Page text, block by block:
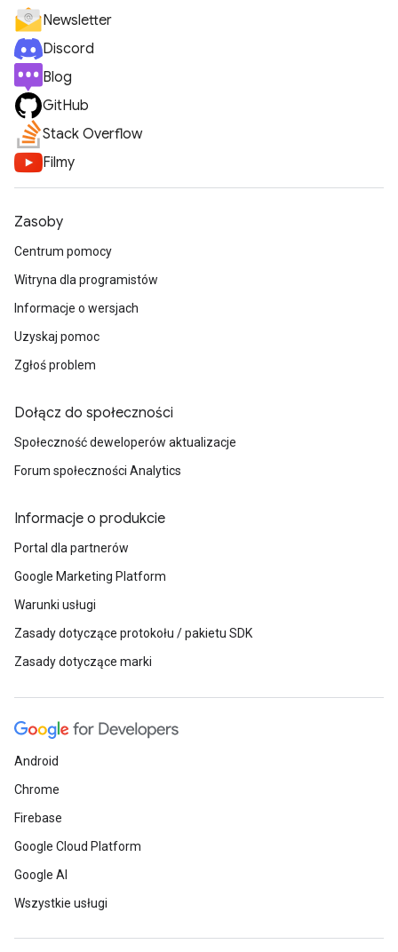
Newsletter
Discord
Blog
GitHub
Stack Overflow
Filmy
Zasoby
Centrum pomocy
Witryna dla programistów
Informacje o wersjach
Uzyskaj pomoc
Zgłoś problem
Dołącz do społeczności
Społeczność deweloperów aktualizacje
Forum społeczności Analytics
Informacje o produkcie
Portal dla partnerów
Google Marketing Platform
Warunki usługi
Zasady dotyczące protokołu / pakietu SDK
Zasady dotyczące marki
Android
Chrome
Firebase
Google Cloud Platform
Google AI
Wszystkie usługi